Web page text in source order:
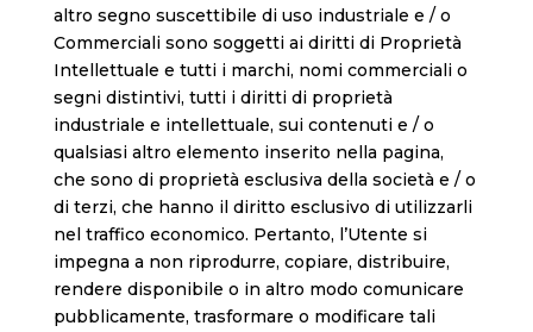
altro segno suscettibile di uso industriale e / o
Commerciali sono soggetti ai diritti di Proprietà
Intellettuale e tutti i marchi, nomi commerciali o
segni distintivi, tutti i diritti di proprietà
industriale e intellettuale, sui contenuti e / o
qualsiasi altro elemento inserito nella pagina,
che sono di proprietà esclusiva della società e / o
di terzi, che hanno il diritto esclusivo di utilizzarli
nel traffico economico. Pertanto, l’Utente si
impegna a non riprodurre, copiare, distribuire,
rendere disponibile o in altro modo comunicare
pubblicamente, trasformare o modificare tali